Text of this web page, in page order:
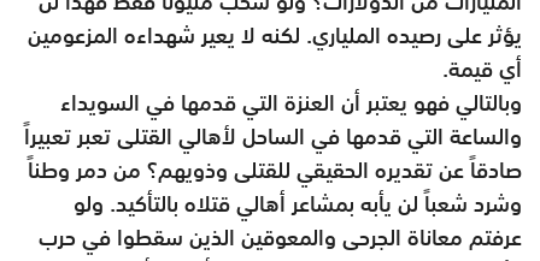
يؤثر على رصيده الملياري. لكنه لا يعير شهداءه المزعومين
أي قيمة.
وبالتالي فهو يعتبر أن العنزة التي قدمها في السويداء
والساعة التي قدمها في الساحل لأهالي القتلى تعبر تعبيراً
صادقاً عن تقديره الحقيقي للقتلى وذويهم؟ من دمر وطناً
وشرد شعباً لن يأبه بمشاعر أهالي قتلاه بالتأكيد. ولو
عرفتم معاناة الجرحى والمعوقين الذين سقطوا في حرب